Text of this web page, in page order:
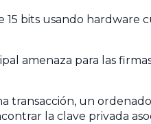
bits usando hardware
amenaza para las
transacción, un
la clave privada